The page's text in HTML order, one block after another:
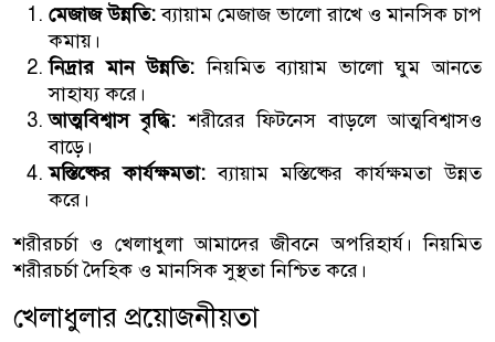
মেজাজ উন্নতি:ব্যায়াম মেজাজ ভালো রাখে ও মানসিক চাপ
কমায়।
নিদ্রার মান উন্নতি: নিয়মিত ব্যায়াম ভালো ঘুম আনতে
সাহায্য করে।
আত্মবিশ্বাস বৃদ্ধি: শরীরের ফিটনেস বাড়লে আত্মবিশ্বাসও
বাড়ে।
মস্তিষ্কের কার্যক্ষমতা: ব্যায়াম মস্তিষ্কের কার্যক্ষমতা উন্নত
করে।
শরীরচর্চা ও খেলাধুলা আমাদের জীবনে অপরিহার্য। নিয়মিত
শরীরচর্চা দৈহিক ও মানসিক সুস্থতা নিশ্চিত করে।
খেলাধুলার প্রয়োজনীয়তা